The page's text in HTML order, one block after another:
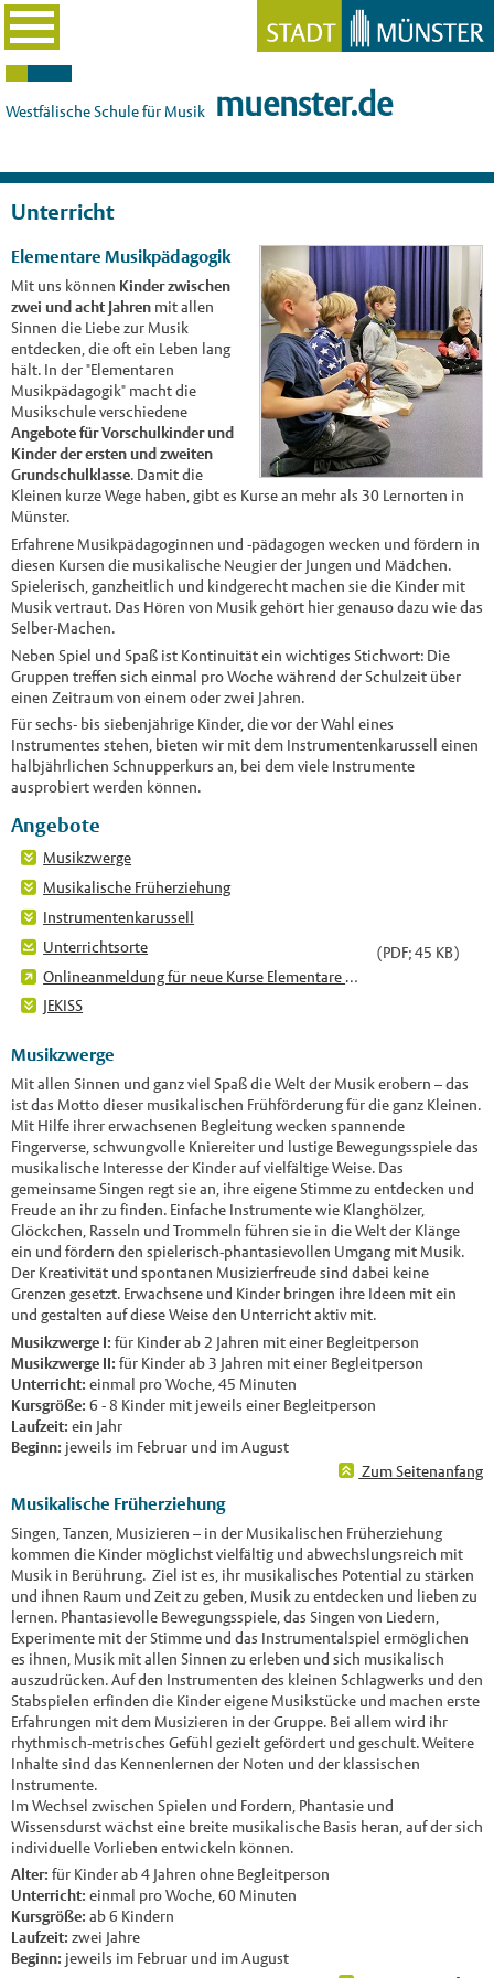
Westfälische Schule für Musik muenster.de
Unterricht
Elementare Musikpädagogik
Mit uns können Kinder zwischen
zwei und acht Jahrenmit allen
Sinnen die Liebe zur Musik
entdecken, die oft ein Leben lang
hält. In der "Elementaren
Musikpädagogik" macht die
Musikschule verschiedene
Angebote für Vorschulkinder und
Kinder der ersten und zweiten
Grundschulklasse. Damit die
Kleinen kurze Wege haben, gibt es Kurse an mehr als 30 Lernorten in
Münster.
Erfahrene Musikpädagoginnen und -pädagogen wecken und fördern in
diesen Kursen die musikalische Neugier der Jungen und Mädchen.
Spielerisch, ganzheitlich und kindgerecht machen sie die Kinder mit
Musik vertraut. Das Hören von Musik gehört hier genauso dazu wie das
Selber-Machen.
Neben Spiel und Spaß ist Kontinuität ein wichtiges Stichwort: Die
Gruppen treffen sich einmal pro Woche während der Schulzeit über
einen Zeitraum von einem oder zwei Jahren.
Für sechs- bis siebenjährige Kinder, die vor der Wahl eines
Instrumentes stehen, bieten wir mit dem Instrumentenkarussell einen
halbjährlichen Schnupperkurs an, bei dem viele Instrumente
ausprobiert werden können.
Angebote
Musikzwerge
Musikalische Früherziehung
Instrumentenkarussell
Unterrichtsorte
(PDF; 45 KB)
Onlineanmeldung für neue Kurse Elementare Musikpädagogik
JEKISS
Musikzwerge
Mit allen Sinnen und ganz viel Spaß die Welt der Musik erobern – das
ist das Motto dieser musikalischen Frühförderung für die ganz Kleinen.
Mit Hilfe ihrer erwachsenen Begleitung wecken spannende
Fingerverse, schwungvolle Kniereiter und lustige Bewegungsspiele das
musikalische Interesse der Kinder auf vielfältige Weise. Das
gemeinsame Singen regt sie an, ihre eigene Stimme zu entdecken und
Freude an ihr zu finden. Einfache Instrumente wie Klanghölzer,
Glöckchen, Rasseln und Trommeln führen sie in die Welt der Klänge
ein und fördern den spielerisch-phantasievollen Umgang mit Musik.
Der Kreativität und spontanen Musizierfreude sind dabei keine
Grenzen gesetzt. Erwachsene und Kinder bringen ihre Ideen mit ein
und gestalten auf diese Weise den Unterricht aktiv mit.
Musikzwerge I: für Kinder ab 2 Jahren mit einer Begleitperson
Musikzwerge II: für Kinder ab 3 Jahren mit einer Begleitperson
Unterricht: einmal pro Woche, 45 Minuten
Kursgröße: 6 - 8 Kinder mit jeweils einer Begleitperson
Laufzeit: ein Jahr
Beginn: jeweils im Februar und im August
Zum Seitenanfang
Musikalische Früherziehung
Singen, Tanzen, Musizieren – in der Musikalischen Früherziehung
kommen die Kinder möglichst vielfältig und abwechslungsreich mit
Musik in Berührung. Ziel ist es, ihr musikalisches Potential zu stärken
und ihnen Raum und Zeit zu geben, Musik zu entdecken und lieben zu
lernen. Phantasievolle Bewegungsspiele, das Singen von Liedern,
Experimente mit der Stimme und das Instrumentalspiel ermöglichen
es ihnen, Musik mit allen Sinnen zu erleben und sich musikalisch
auszudrücken. Auf den Instrumenten des kleinen Schlagwerks und den
Stabspielen erfinden die Kinder eigene Musikstücke und machen erste
Erfahrungen mit dem Musizieren in der Gruppe. Bei allem wird ihr
rhythmisch-metrisches Gefühl gezielt gefördert und geschult. Weitere
Inhalte sind das Kennenlernen der Noten und der klassischen
Instrumente.
Im Wechsel zwischen Spielen und Fordern, Phantasie und
Wissensdurst wächst eine breite musikalische Basis heran, auf der sich
individuelle Vorlieben entwickeln können.
Alter: für Kinder ab 4 Jahren ohne Begleitperson
Unterricht: einmal pro Woche, 60 Minuten
Kursgröße: ab 6 Kindern
Laufzeit: zwei Jahre
Beginn: jeweils im Februar und im August